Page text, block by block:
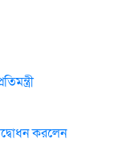
করলেন